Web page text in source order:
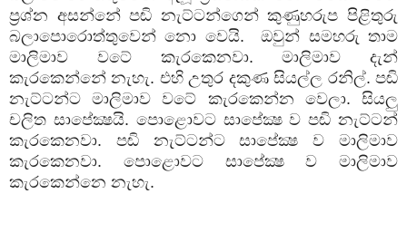
ප්‍රශ්න අසන්නේ පඬි නැට්ටන්ගෙන් කුණුහරුප පිළිතුරු
බලාපොරොත්තුවෙන් නො වෙයි. ඔවුන් සමහරු තාම
මාලිමාව
වටේ කැරකෙනවා.මාලිමාව
දැන්
කැරකෙන්නේ නැහැ. එහි උතුර දකුණ සියල්ල රනිල්.පඬි
නැට්ටන්ට
මාලිමාව වටේ කැරකෙන්න වෙලා.සියලු
චලිත සාපේක්‍ෂයි. පොළොවට සාපේක්‍ෂ ව පඬි නැට්ටන්
කැරකෙනවා. පඬි නැට්ටන්ට සාපේක්‍ෂ ව
මාලිමාව
කැරකෙනවා. පොළොවට සාපේක්‍ෂ ව
මාලිමාව
කැරකෙන්නෙ නැහැ.